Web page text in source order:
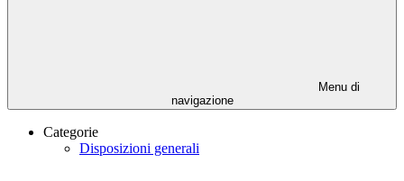
Menu di
navigazione
Categorie
Disposizioni generali